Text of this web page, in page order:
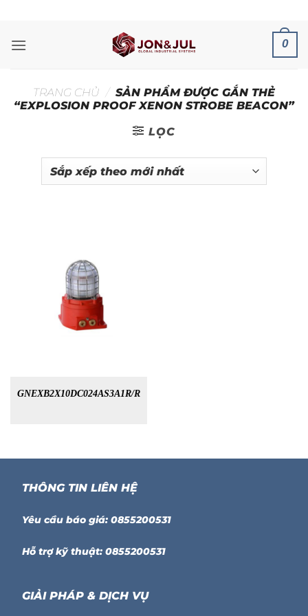
nội
0
TRANG CHỦ / SẢN PHẨM ĐƯỢC GẮN THẺ
“EXPLOSION PROOF XENON STROBE BEACON”
LỌC
GNEXB2X10DC024AS3A1R/R
THÔNG TIN LIÊN HỆ
Yêu cầu báo giá: 0855200531
Hỗ trợ kỹ thuật: 0855200531
GIẢI PHÁP & DỊCH VỤ